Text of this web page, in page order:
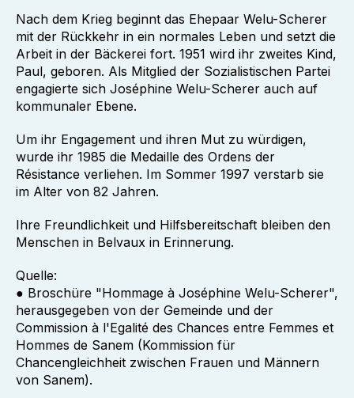
Nach dem Krieg beginnt das Ehepaar Welu-Scherer
mit der Rückkehr in ein normales Leben und setzt die
Arbeit in der Bäckerei fort. 1951 wird ihr zweites Kind,
Paul, geboren. Als Mitglied der Sozialistischen Partei
engagierte sich Joséphine Welu-Scherer auch auf
kommunaler Ebene.
Um ihr Engagement und ihren Mut zu würdigen,
wurde ihr 1985 die Medaille des Ordens der
Résistance verliehen. Im Sommer 1997 verstarb sie
im Alter von 82 Jahren.
Ihre Freundlichkeit und Hilfsbereitschaft bleiben den
Menschen in Belvaux in Erinnerung.
Quelle:
● Broschüre "Hommage à Joséphine Welu-Scherer",
herausgegeben von der Gemeinde und der
Commission à l'Egalité des Chances entre Femmes et
Hommes de Sanem (Kommission für
Chancengleichheit zwischen Frauen und Männern
von Sanem).